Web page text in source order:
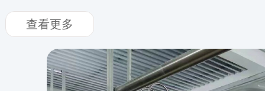
查看更多